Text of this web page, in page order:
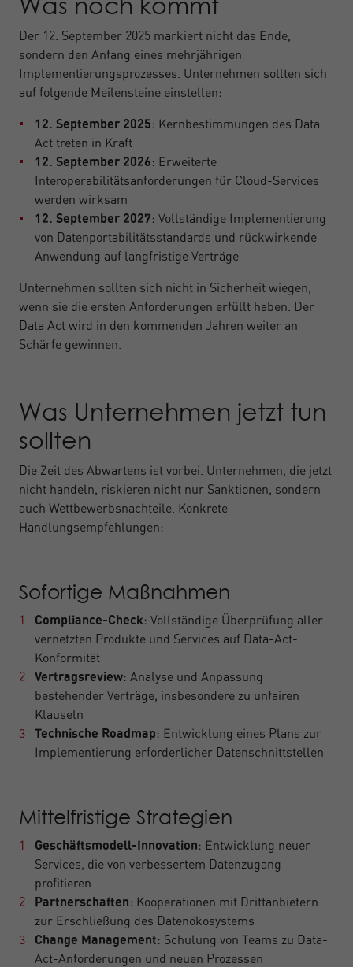
Der 12. September 2025 markiert nicht das Ende,
sondern den Anfang eines mehrjährigen
Implementierungsprozesses. Unternehmen sollten sich
auf folgende Meilensteine einstellen:
12. September 2025: Kernbestimmungen des Data
Act treten in Kraft
12. September 2026: Erweiterte
Interoperabilitätsanforderungen für Cloud-Services
werden wirksam
12. September 2027: Vollständige Implementierung
von Datenportabilitätsstandards und rückwirkende
Anwendung auf langfristige Verträge
Unternehmen sollten sich nicht in Sicherheit wiegen,
wenn sie die ersten Anforderungen erfüllt haben. Der
Data Act wird in den kommenden Jahren weiter an
Schärfe gewinnen.
Was Unternehmen jetzt tun
sollten
Die Zeit des Abwartens ist vorbei. Unternehmen, die jetzt
nicht handeln, riskieren nicht nur Sanktionen, sondern
auch Wettbewerbsnachteile. Konkrete
Handlungsempfehlungen:
Sofortige Maßnahmen
Compliance-Check: Vollständige Überprüfung aller
vernetzten Produkte und Services auf Data-Act-
Konformität
Vertragsreview: Analyse und Anpassung
bestehender Verträge, insbesondere zu unfairen
Klauseln
Technische Roadmap: Entwicklung eines Plans zur
Implementierung erforderlicher Datenschnittstellen
Mittelfristige Strategien
Geschäftsmodell-Innovation: Entwicklung neuer
Services, die von verbessertem Datenzugang
profitieren
Partnerschaften: Kooperationen mit Drittanbietern
zur Erschließung des Datenökosystems
Change Management: Schulung von Teams zu Data-
Act-Anforderungen und neuen Prozessen